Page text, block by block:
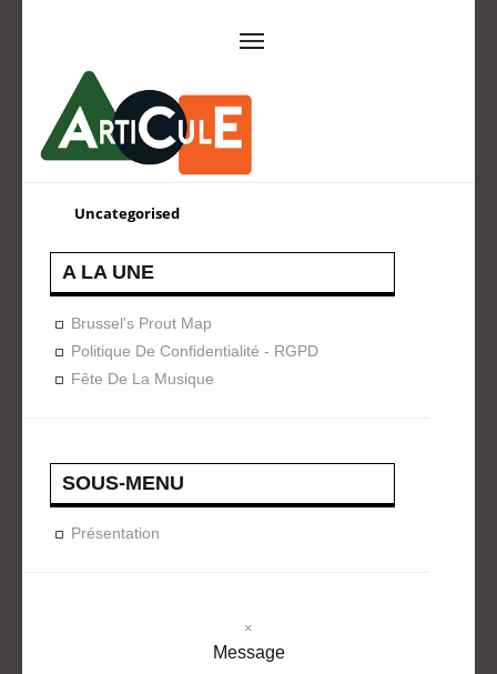
ARTICULE ASBL
Présentation
EVÈNEMENTS
Concerts
Expositions
Design For Everyone
Publications
FORMATION
Programmées
A La Demande
Uncategorised
A LA UNE
Brussel's Prout Map
Politique De Confidentialité - RGPD
Fête De La Musique
SOUS-MENU
Présentation
×
Message